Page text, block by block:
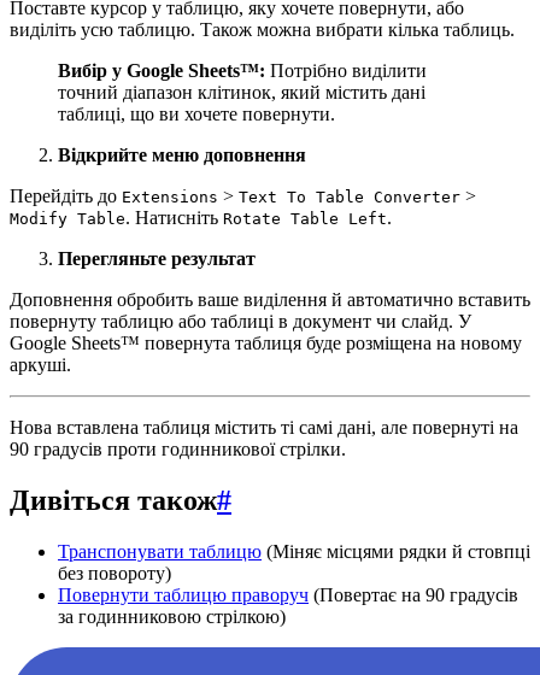
Поставте курсор у таблицю, яку хочете повернути, або
виділіть усю таблицю. Також можна вибрати кілька таблиць.
Вибір у Google Sheets™: Потрібно виділити
точний діапазон клітинок, який містить дані
таблиці, що ви хочете повернути.
Відкрийте меню доповнення
Перейдіть до Extensions > Text To Table Converter >
Modify Table. Натисніть Rotate Table Left.
Перегляньте результат
Доповнення обробить ваше виділення й автоматично вставить
повернуту таблицю або таблиці в документ чи слайд. У
Google Sheets™ повернута таблиця буде розміщена на новому
аркуші.
Нова вставлена таблиця містить ті самі дані, але повернуті на
90 градусів проти годинникової стрілки.
Дивіться також#
Транспонувати таблицю (Міняє місцями рядки й стовпці
без повороту)
Повернути таблицю праворуч (Повертає на 90 градусів
за годинниковою стрілкою)